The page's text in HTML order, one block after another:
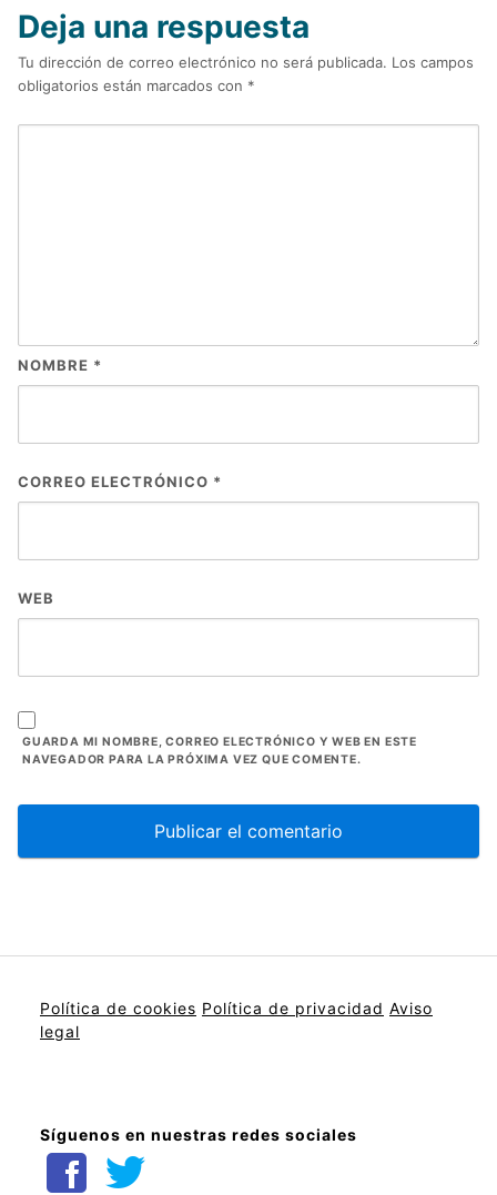
Deja una respuesta
Tu dirección de correo electrónico no será publicada. Los campos
obligatorios están marcados con *
NOMBRE *
CORREO ELECTRÓNICO *
WEB
GUARDA MI NOMBRE, CORREO ELECTRÓNICO Y WEB EN ESTE
NAVEGADOR PARA LA PRÓXIMA VEZ QUE COMENTE.
Política de cookies Política de privacidad Aviso
legal
Síguenos en nuestras redes sociales